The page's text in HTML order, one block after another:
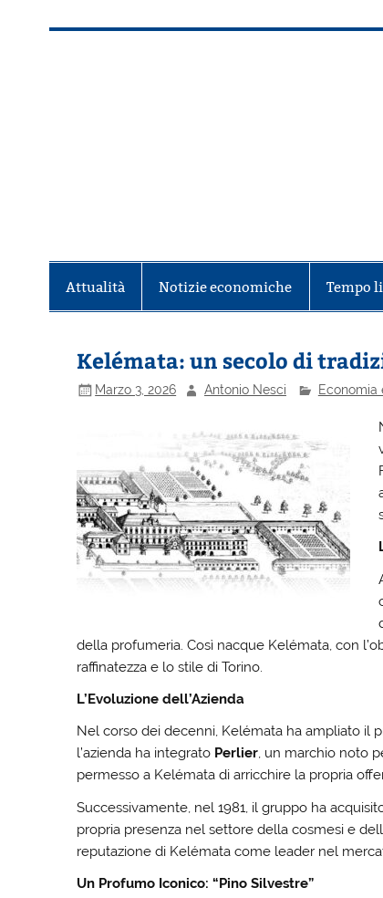
Attualità Notizie economiche Tempo
Kelémata: un secolo di
Marzo 3, 2026 Antonio Nesci Economia
della profumeria. Così nacque Kelémata, con
raffinatezza e lo stile di Torino.
L’Evoluzione dell’Azienda
Nel corso dei decenni, Kelémata ha ampliato il
l’azienda ha integrato Perlier, un marchio noto
permesso a Kelémata di arricchire la propria
Successivamente, nel 1981, il gruppo ha
propria presenza nel settore della cosmesi e
reputazione di Kelémata come leader nel
Un Profumo Iconico: “Pino Silvestre”